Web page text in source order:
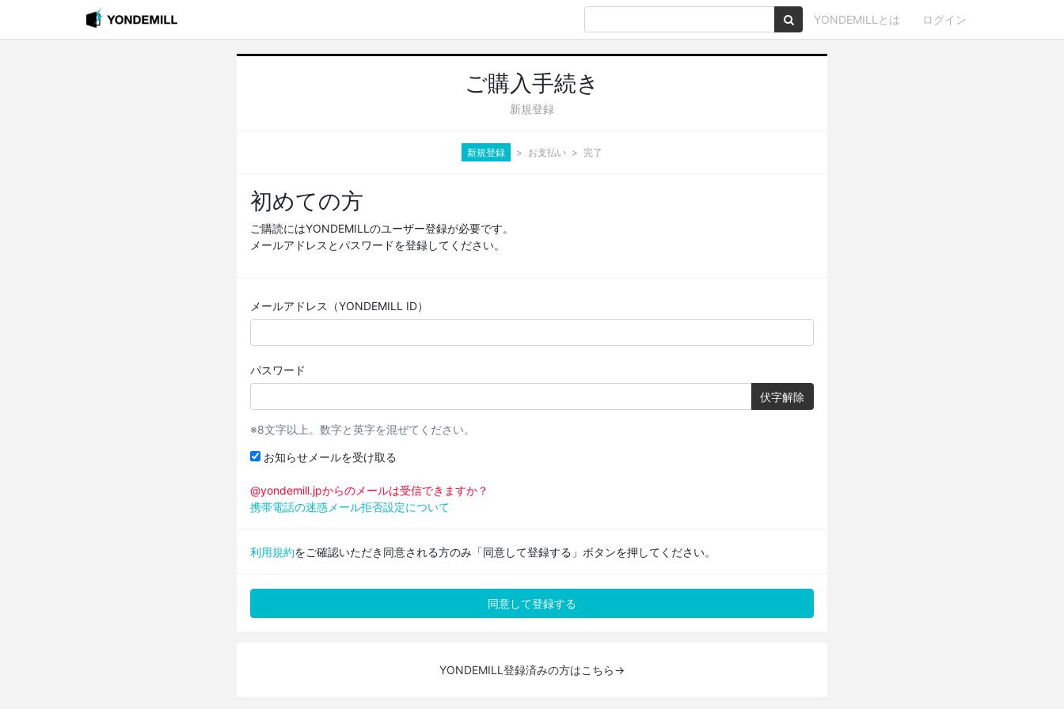
YONDEMILLとは ログイン
ご購入手続き
新規登録
新規登録 お支払い 完了
初めての方
ご購読にはYONDEMILLのユーザー登録が必要です。
メールアドレスとパスワードを登録してください。
メールアドレス（YONDEMILL ID）
パスワード
伏字解除
※8文字以上。数字と英字を混ぜてください。
お知らせメールを受け取る
@yondemill.jpからのメールは受信できますか？
携帯電話の迷惑メール拒否設定について
利用規約をご確認いただき同意される方のみ「同意して登録する」ボタンを押してください。
YONDEMILL登録済みの方はこちら→